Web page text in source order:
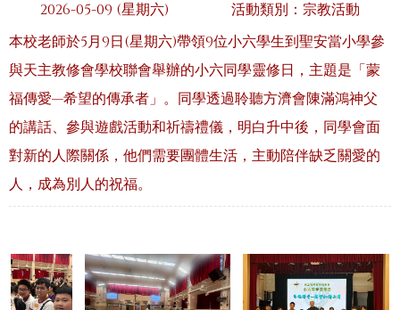
2026-05-09 (星期六)
活動類別：宗教活動
本校老師於5月9日(星期六)帶領9位小六學生到聖安當小學參
與天主教修會學校聯會舉辦的小六同學靈修日，主題是「蒙
福傳愛—希望的傳承者」。同學透過聆聽方濟會陳滿鴻神父
的講話、參與遊戲活動和祈禱禮儀，明白升中後，同學會面
對新的人際關係，他們需要團體生活，主動陪伴缺乏關愛的
人，成為別人的祝福。